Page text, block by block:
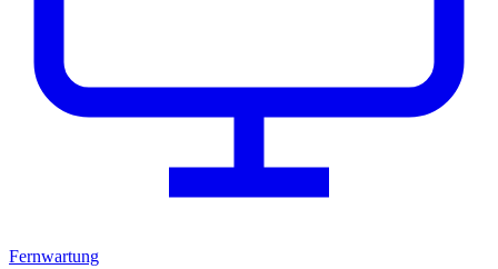
Fernwartung